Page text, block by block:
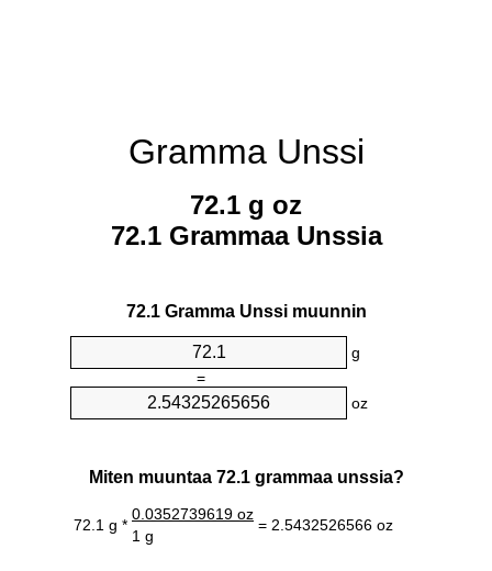
Gramma Unssi
72.1 g oz
72.1 Grammaa Unssia
72.1 Gramma Unssi muunnin
g
=
oz
Miten muuntaa 72.1 grammaa unssia?
72.1 g *
0.0352739619 oz
= 2.5432526566 oz
1 g